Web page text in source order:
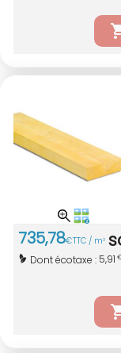
735,78€TTC / m3
Dont écotaxe : 5,91